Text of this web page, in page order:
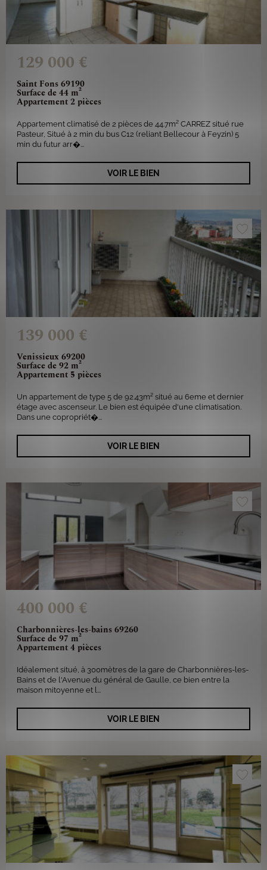
Saint Fons 69190
Surface de 44 m²
Appartement 2 pièces
129 000 €
Appartement climatisé de 2 pièces de 44.7m² CARREZ situé rue
Pasteur, Situé à 2 min du bus C12 (reliant Bellecour à Feyzin) 5
min du futur arr�...
VOIR LE BIEN
Venissieux 69200
Surface de 92 m²
Appartement 5 pièces
139 000 €
Un appartement de type 5 de 92.43m² situé au 6eme et dernier
étage avec ascenseur. Le bien est équipée d'une climatisation.
Dans une copropriét�...
VOIR LE BIEN
Charbonnières-les-bains 69260
Surface de 97 m²
Appartement 4 pièces
400 000 €
Idéalement situé, à 300mètres de la gare de Charbonnières-les-
Bains et de l'Avenue du général de Gaulle, ce bien entre la
maison mitoyenne et l...
VOIR LE BIEN